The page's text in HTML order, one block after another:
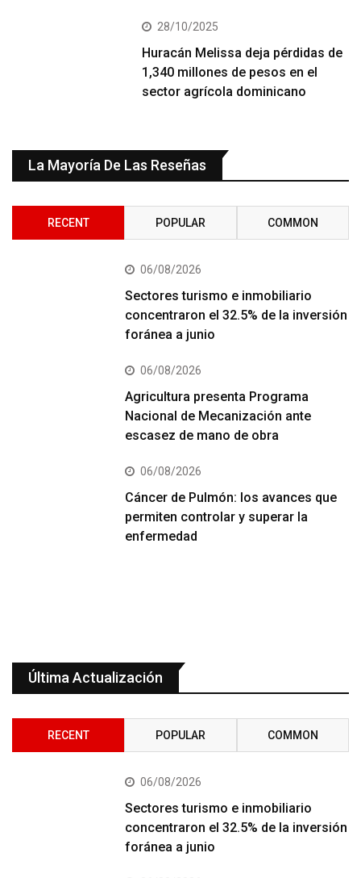
28/10/2025
Huracán Melissa deja pérdidas de
1,340 millones de pesos en el
sector agrícola dominicano
La Mayoría De Las Reseñas
RECENT POPULAR COMMON
06/08/2026
Sectores turismo e inmobiliario
concentraron el 32.5% de la inversión
foránea a junio
06/08/2026
Agricultura presenta Programa
Nacional de Mecanización ante
escasez de mano de obra
06/08/2026
Cáncer de Pulmón: los avances que
permiten controlar y superar la
enfermedad
Última Actualización
RECENT POPULAR COMMON
06/08/2026
Sectores turismo e inmobiliario
concentraron el 32.5% de la inversión
foránea a junio